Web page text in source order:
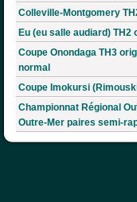
Colleville-Montgomery
Eu (eu salle audiard) TH2
Coupe Onondaga TH3
normal
Coupe Imokursi
Championnat Régional
Outre-Mer paires semi-